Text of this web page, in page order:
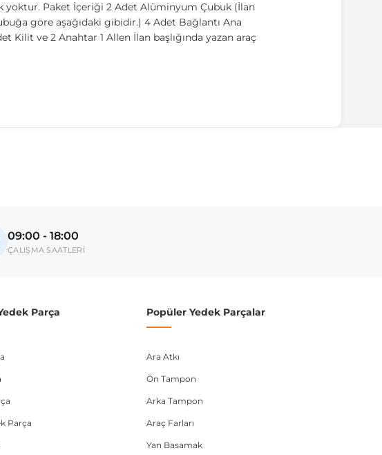
yoktur. Paket İçeriği 2 Adet Alüminyum Çubuk (İlan
göre aşağıdaki gibidir.) 4 Adet Bağlantı Ana
ve 2 Anahtar 1 Allen İlan başlığında yazan araç
09:00 - 18:00
ÇALIŞMA SAATLERİ
Parça
Parça
Popüler Yedek Parçalar
Ara Atkı
Ön Tampon
Arka Tampon
Araç Farları
Yan Basamak